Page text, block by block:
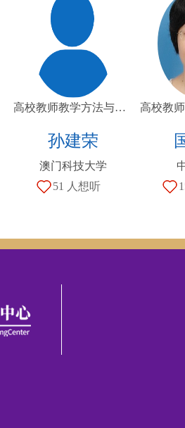
高校教师教学方法与能力提升培训
孙建荣
澳门科技大学
51 人想听